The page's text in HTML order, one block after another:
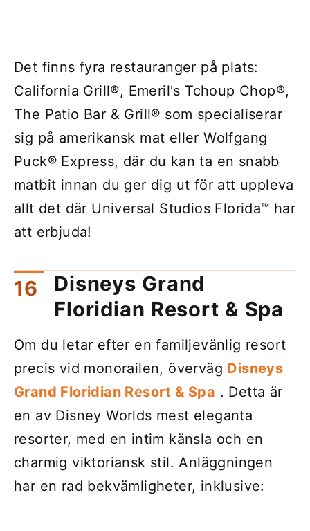
Det finns fyra restauranger på plats:
California Grill®, Emeril's Tchoup Chop®,
The Patio Bar & Grill® som specialiserar
sig på amerikansk mat eller Wolfgang
Puck® Express, där du kan ta en snabb
matbit innan du ger dig ut för att uppleva
allt det där Universal Studios Florida™ har
att erbjuda!
Disneys Grand
Floridian Resort & Spa
Om du letar efter en familjevänlig resort
precis vid monorailen, överväg Disneys
Grand Floridian Resort & Spa . Detta är
en av Disney Worlds mest eleganta
resorter, med en intim känsla och en
charmig viktoriansk stil. Anläggningen
har en rad bekvämligheter, inklusive: